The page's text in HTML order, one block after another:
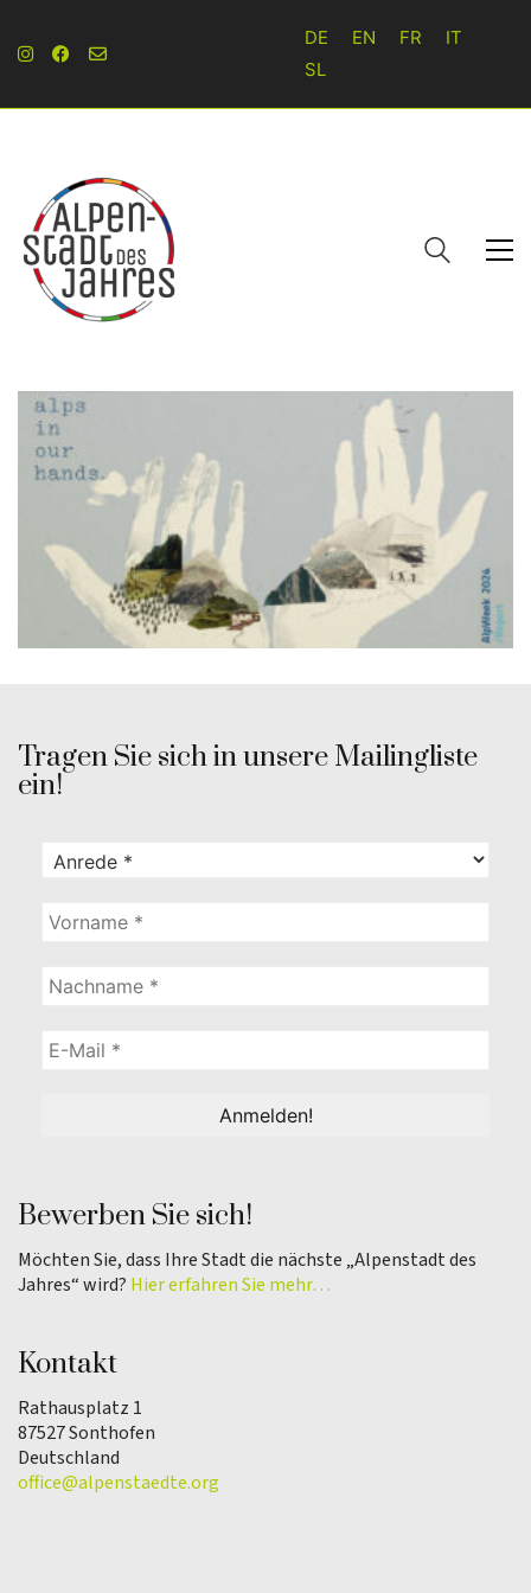
DE EN FR
IT
SL
Tragen Sie sich in unsere Mailingliste
ein!
Bewerben Sie sich!
Möchten Sie, dass Ihre Stadt die nächste „Alpenstadt des
Jahres“ wird? Hier erfahren Sie mehr…
Kontakt
Rathausplatz 1
87527 Sonthofen
Deutschland
office@alpenstaedte.org